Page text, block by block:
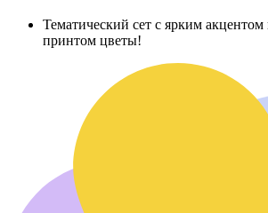
Тематический сет с ярким
принтом цветы!